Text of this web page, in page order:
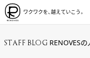
ワクワクを、越えていこう。
STAFF BLOG RENOVES